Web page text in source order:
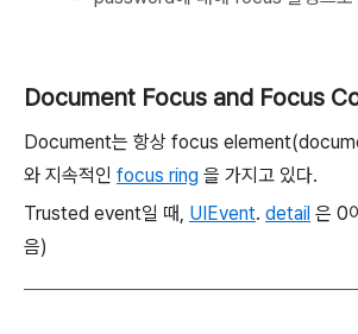
Document Focus and Focus
Document는 항상 focus
와 지속적인 focus ring 을 가지고 있다.
Trusted event일 때, UIEvent. detail 은 0
음)